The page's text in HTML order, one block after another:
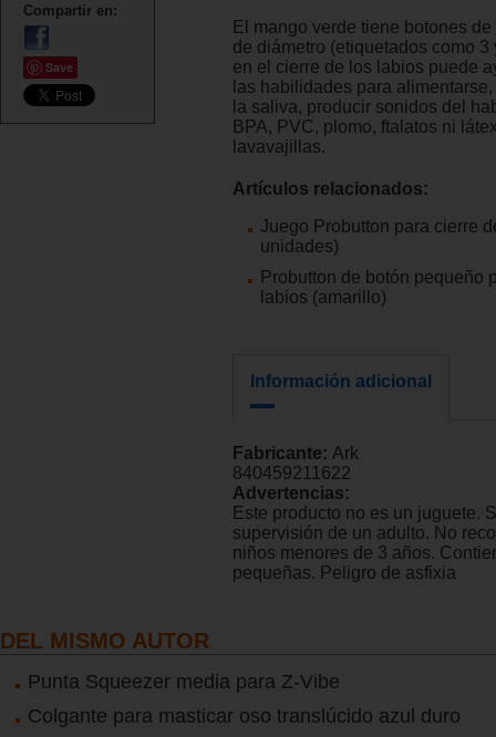
Compartir en:
Save
El mango verde tiene botones
de diámetro (etiquetados como 3
en el cierre de los labios puede
las habilidades para
la saliva, producir sonidos del
BPA, PVC, plomo, ftalatos ni
lavavajillas.
Artículos relacionados:
Juego Probutton para cierre
unidades)
Probutton de botón pequeño
labios (amarillo)
Información adicional
Fabricante: Ark
840459211622
Advertencias:
Este producto no es un juguete.
supervisión de un adulto. No
niños menores de 3 años.
pequeñas. Peligro de asfixia
DEL MISMO AUTOR
Punta Squeezer media para Z-Vibe
Colgante para masticar oso translúcido azul duro